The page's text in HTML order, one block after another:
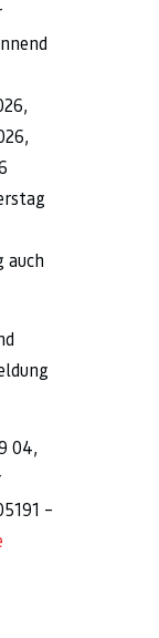
auch
04,
–